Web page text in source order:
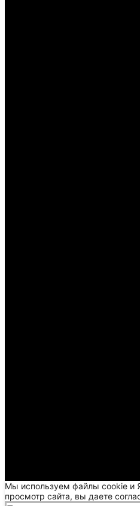
Мы используем файлы cookie и
просмотр сайта, вы даете